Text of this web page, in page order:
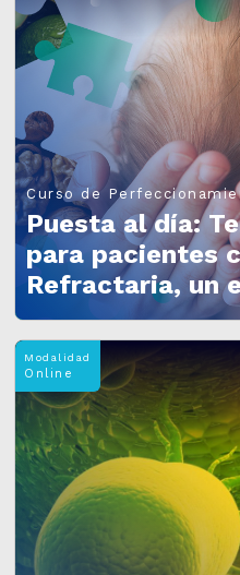
Curso de
Puesta al día:
para pacientes
Refractaria, un
Modalidad
Online